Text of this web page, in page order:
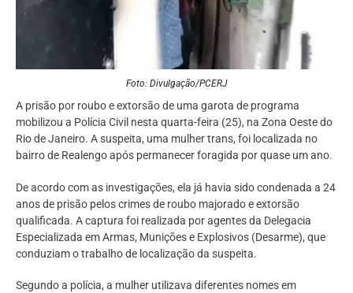
Foto: Divulgação/PCERJ
A prisão por roubo e extorsão de uma garota de programa
mobilizou a Polícia Civil nesta quarta-feira (25), na Zona Oeste do
Rio de Janeiro. A suspeita, uma mulher trans, foi localizada no
bairro de Realengo após permanecer foragida por quase um ano.
De acordo com as investigações, ela já havia sido condenada a 24
anos de prisão pelos crimes de roubo majorado e extorsão
qualificada. A captura foi realizada por agentes da Delegacia
Especializada em Armas, Munições e Explosivos (Desarme), que
conduziam o trabalho de localização da suspeita.
Segundo a polícia, a mulher utilizava diferentes nomes em